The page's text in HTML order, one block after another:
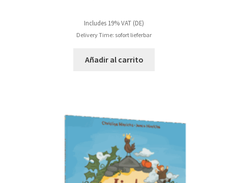
Includes 19% VAT (DE)
Delivery Time: sofort lieferbar
Añadir al carrito